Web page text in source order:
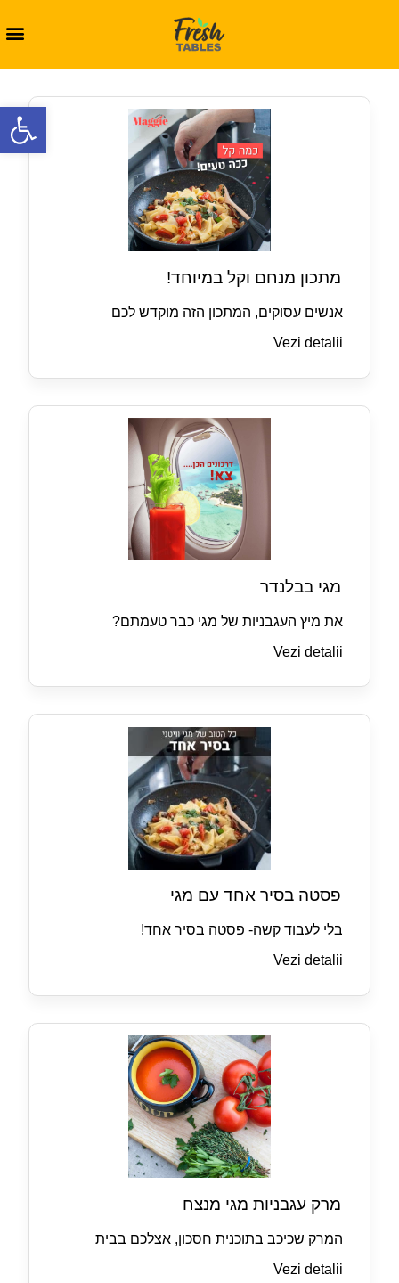
מתכון מנחם וקל במיוחד!
אנשים עסוקים, המתכון הזה מוקדש לכם
Vezi detalii
מגי בבלנדר
את מיץ העגבניות של מגי כבר טעמתם?
Vezi detalii
פסטה בסיר אחד עם מגי
בלי לעבוד קשה- פסטה בסיר אחד!
Vezi detalii
מרק עגבניות מגי מנצח
המרק שכיכב בתוכנית חסכון, אצלכם בבית
Vezi detalii